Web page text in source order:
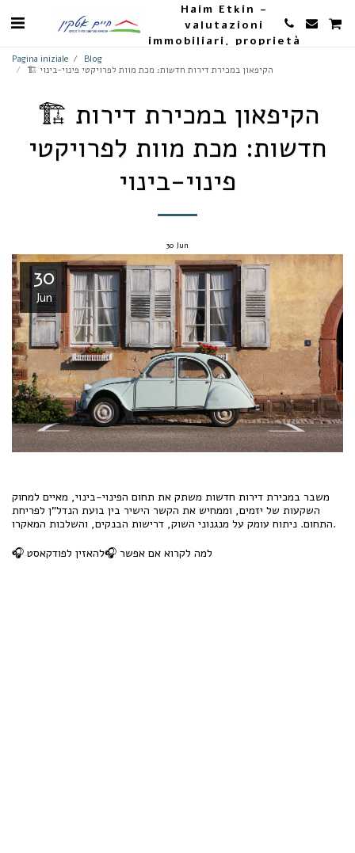
Haim Etkin -
valutazioni
immobiliari, proprietà
Pagina iniziale
Blog
🏗 הקיפאון במכירת דירות חדשות: מכת מוות לפרויקטי פינוי-בינוי
🏗 הקיפאון במכירת דירות
חדשות: מכת מוות לפרויקטי
פינוי-בינוי
30 Jun
30
Jun
משבר במכירת דירות חדשות משתק את תחום הפינוי-בינוי, מאיים למחוק
השקעות של יזמים, וממחיש את הקשר הישיר בין בועת הנדל"ן לפריחת
התחום. ניתוח עומק על מנגנוני השוק, דרישות הבנקים, והשלכות המאקרו.
🎧
למה לקרוא אם אפשר 🎧להאזין לפודקאסט